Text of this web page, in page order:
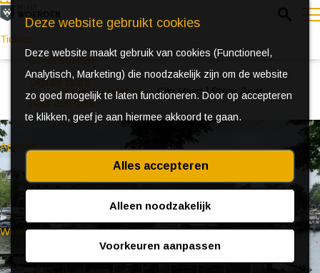
Deze website gebruikt cookies
Deze website maakt gebruik van cookies (Functioneel,
Analytisch, Marketing) die noodzakelijk zijn om de website
zo goed mogelijk te laten functioneren. Door op accepteren
te klikken, geef je aan hiermee akkoord te gaan.
Alles accepteren
Alleen noodzakelijk
Voorkeuren aanpassen
n
e
Tickets
Direct boeken
Digitale tours
Huur een fiets
Agenda
Ontdek Woerden in de zomer
Event aanmeldformulier
Winkelen
(Bijzondere) markten
Home Locaties City Vaart | Story Boat